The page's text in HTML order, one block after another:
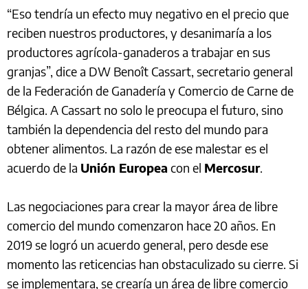
“Eso tendría un efecto muy negativo en el precio que
reciben nuestros productores, y desanimaría a los
productores agrícola-ganaderos a trabajar en sus
granjas”, dice a DW Benoît Cassart, secretario general
de la Federación de Ganadería y Comercio de Carne de
Bélgica. A Cassart no solo le preocupa el futuro, sino
también la dependencia del resto del mundo para
obtener alimentos. La razón de ese malestar es el
acuerdo de la Unión Europea con el Mercosur.
Las negociaciones para crear la mayor área de libre
comercio del mundo comenzaron hace 20 años. En
2019 se logró un acuerdo general, pero desde ese
momento las reticencias han obstaculizado su cierre. Si
se implementara, se crearía un área de libre comercio